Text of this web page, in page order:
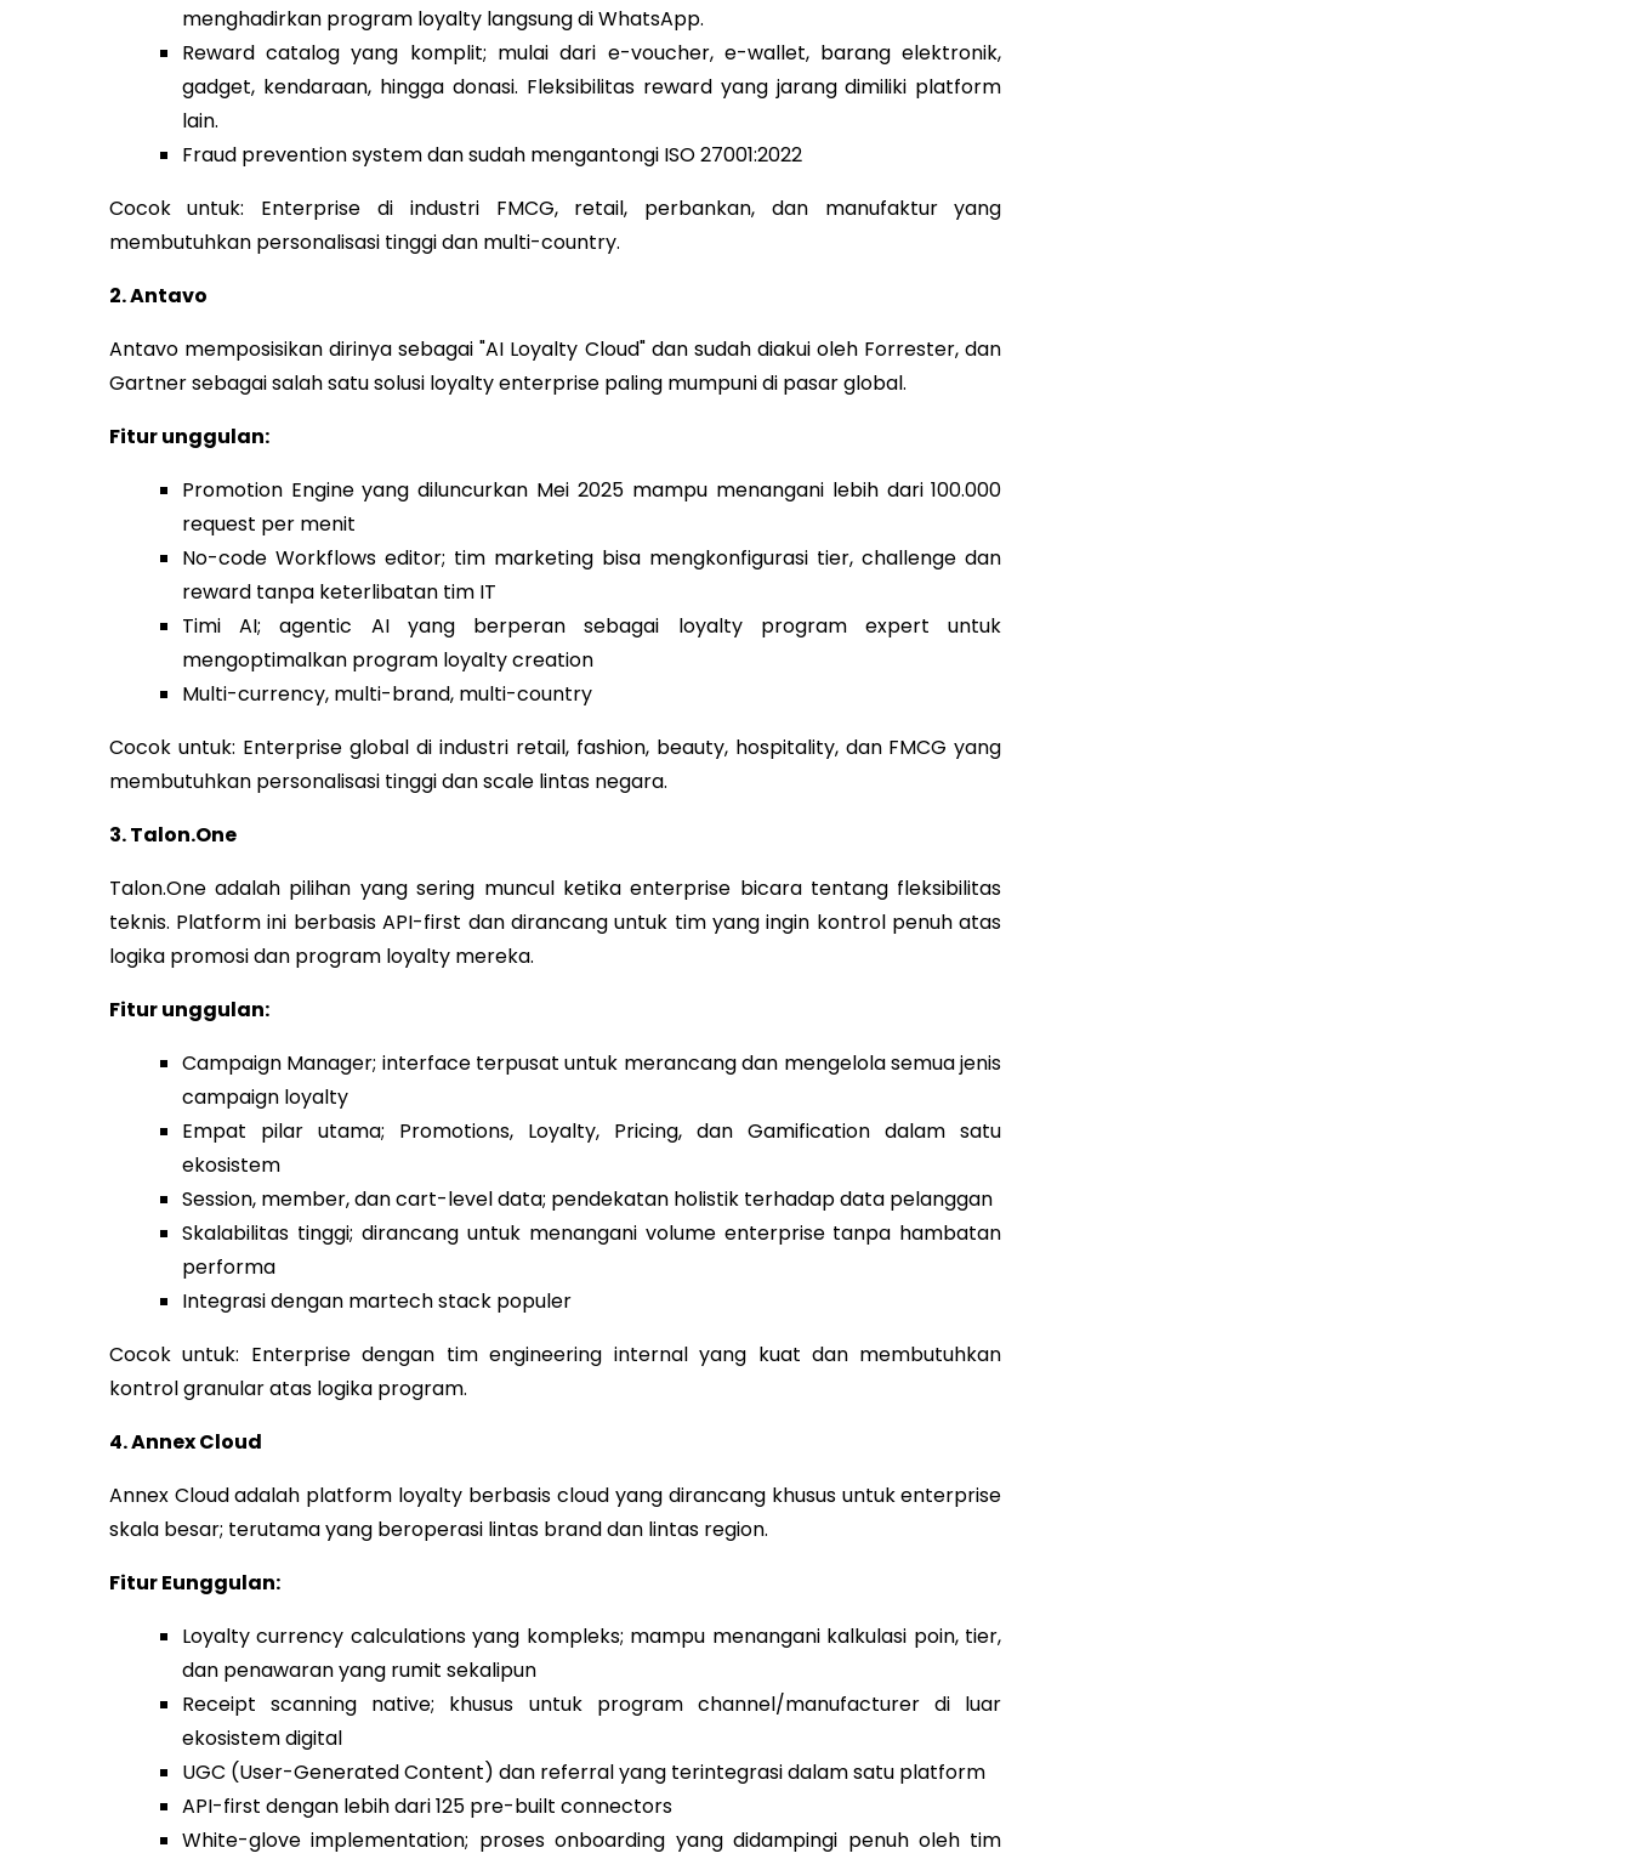
menghadirkan program loyalty langsung di WhatsApp.
Reward catalog yang komplit; mulai dari e-voucher, e-wallet, barang elektronik,
gadget, kendaraan, hingga donasi. Fleksibilitas reward yang jarang dimiliki platform
lain.
Fraud prevention system dan sudah mengantongi ISO 27001:2022
Cocok untuk: Enterprise di industri FMCG, retail, perbankan, dan manufaktur yang
membutuhkan personalisasi tinggi dan multi-country.
2. Antavo
Antavo memposisikan dirinya sebagai "AI Loyalty Cloud" dan sudah diakui oleh Forrester, dan
Gartner sebagai salah satu solusi loyalty enterprise paling mumpuni di pasar global.
Fitur unggulan:
Promotion Engine yang diluncurkan Mei 2025 mampu menangani lebih dari 100.000
request per menit
No-code Workflows editor; tim marketing bisa mengkonfigurasi tier, challenge dan
reward tanpa keterlibatan tim IT
Timi AI; agentic AI yang berperan sebagai loyalty program expert untuk
mengoptimalkan program loyalty creation
Multi-currency, multi-brand, multi-country
Cocok untuk: Enterprise global di industri retail, fashion, beauty, hospitality, dan FMCG yang
membutuhkan personalisasi tinggi dan scale lintas negara.
3. Talon.One
Talon.One adalah pilihan yang sering muncul ketika enterprise bicara tentang fleksibilitas
teknis. Platform ini berbasis API-first dan dirancang untuk tim yang ingin kontrol penuh atas
logika promosi dan program loyalty mereka.
Fitur unggulan:
Campaign Manager; interface terpusat untuk merancang dan mengelola semua jenis
campaign loyalty
Empat pilar utama; Promotions, Loyalty, Pricing, dan Gamification dalam satu
ekosistem
Session, member, dan cart-level data; pendekatan holistik terhadap data pelanggan
Skalabilitas tinggi; dirancang untuk menangani volume enterprise tanpa hambatan
performa
Integrasi dengan martech stack populer
Cocok untuk: Enterprise dengan tim engineering internal yang kuat dan membutuhkan
kontrol granular atas logika program.
4. Annex Cloud
Annex Cloud adalah platform loyalty berbasis cloud yang dirancang khusus untuk enterprise
skala besar; terutama yang beroperasi lintas brand dan lintas region.
Fitur Eunggulan:
Loyalty currency calculations yang kompleks; mampu menangani kalkulasi poin, tier,
dan penawaran yang rumit sekalipun
Receipt scanning native; khusus untuk program channel/manufacturer di luar
ekosistem digital
UGC (User-Generated Content) dan referral yang terintegrasi dalam satu platform
API-first dengan lebih dari 125 pre-built connectors
White-glove implementation; proses onboarding yang didampingi penuh oleh tim